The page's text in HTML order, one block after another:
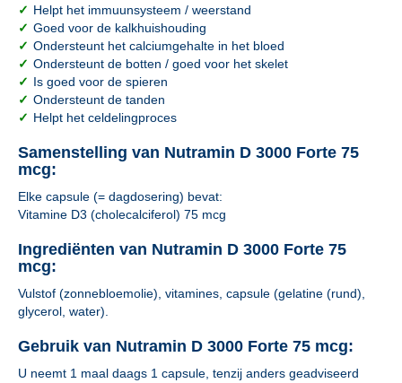
✓ Helpt het immuunsysteem / weerstand
✓ Goed voor de kalkhuishouding
✓ Ondersteunt het calciumgehalte in het bloed
✓ Ondersteunt de botten / goed voor het skelet
✓ Is goed voor de spieren
✓ Ondersteunt de tanden
✓ Helpt het celdelingproces
Samenstelling van Nutramin D 3000 Forte 75
mcg:
Elke capsule (= dagdosering) bevat:
Vitamine D3 (cholecalciferol) 75 mcg
Ingrediënten van Nutramin D 3000 Forte 75
mcg:
Vulstof (zonnebloemolie), vitamines, capsule (gelatine (rund),
glycerol, water).
Gebruik van Nutramin D 3000 Forte 75 mcg:
U neemt 1 maal daags 1 capsule, tenzij anders geadviseerd